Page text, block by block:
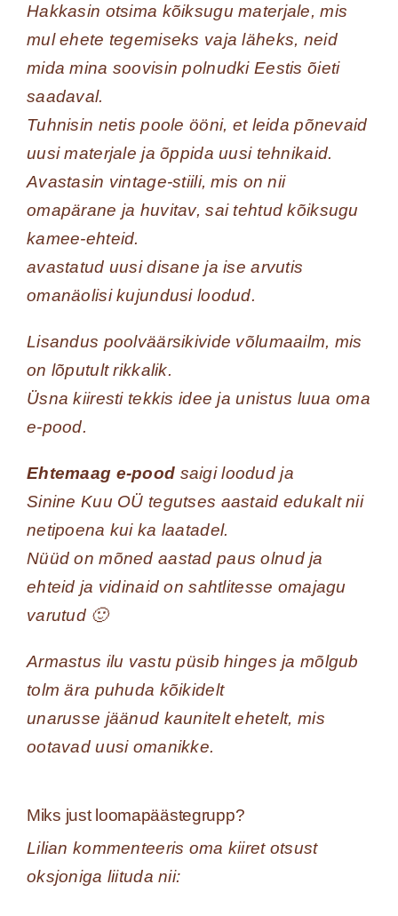
Hakkasin otsima kõiksugu materjale, mis
mul ehete tegemiseks vaja läheks, neid
mida mina soovisin polnudki Eestis õieti
saadaval.
Tuhnisin netis poole ööni, et leida põnevaid
uusi materjale ja õppida uusi tehnikaid.
Avastasin vintage-stiili, mis on nii
omapärane ja huvitav, sai tehtud kõiksugu
kamee-ehteid.
avastatud uusi disane ja ise arvutis
omanäolisi kujundusi loodud.
Lisandus poolväärsikivide võlumaailm, mis
on lõputult rikkalik.
Üsna kiiresti tekkis idee ja unistus luua oma
e-pood.
Ehtemaag e-pood saigi loodud ja
Sinine Kuu OÜ tegutses aastaid edukalt nii
netipoena kui ka laatadel.
Nüüd on mõned aastad paus olnud ja
ehteid ja vidinaid on sahtlitesse omajagu
varutud 🙂
Armastus ilu vastu püsib hinges ja mõlgub
tolm ära puhuda kõikidelt
unarusse jäänud kaunitelt ehetelt, mis
ootavad uusi omanikke.
Miks just loomapäästegrupp?
Lilian kommenteeris oma kiiret otsust
oksjoniga liituda nii: